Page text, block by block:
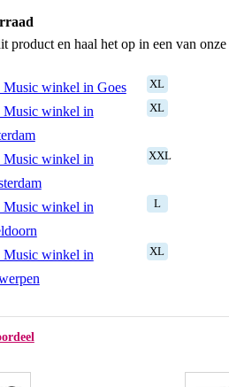
product en haal het op in een van onze
Music winkel in Goes XL
Music winkel in
XL
Music winkel in
XXL
Music winkel in
L
Music winkel in
XL